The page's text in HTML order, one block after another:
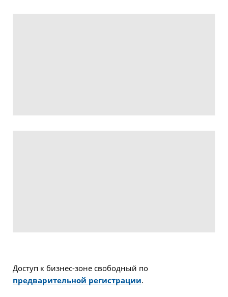
Доступ к бизнес-зоне свободный по
предварительной регистрации.